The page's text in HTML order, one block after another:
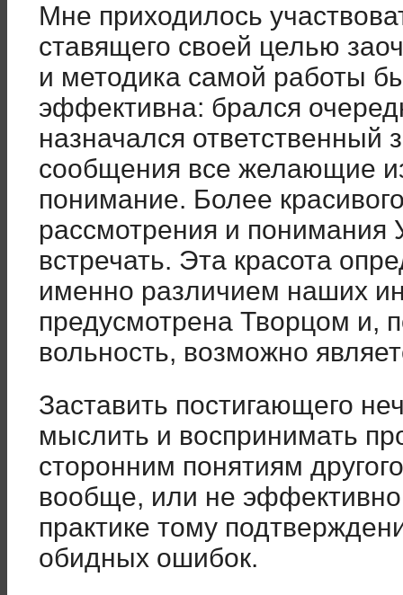
Мне приходилось
ставящего своей целью
и методика самой работы
эффективна: брался
назначался ответственный
сообщения все желающие
понимание. Более
рассмотрения и понимания
встречать. Эта красота
именно различием наших
предусмотрена Творцом и,
вольность, возможно
Заставить постигающего
мыслить и воспринимать
сторонним понятиям
вообще, или не
практике тому
обидных ошибок.